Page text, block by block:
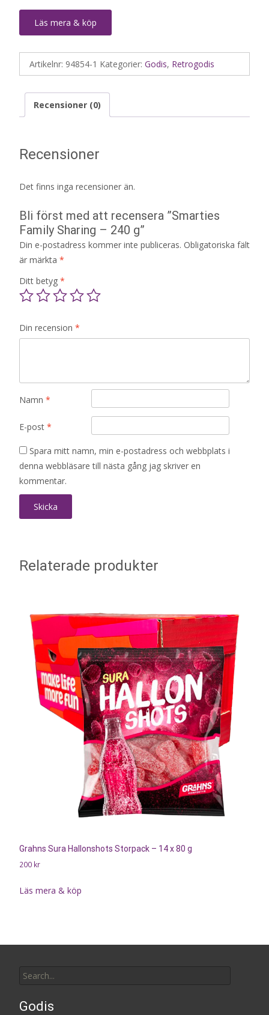
Läs mera & köp
Artikelnr: 94854-1 Kategorier: Godis, Retrogodis
Recensioner (0)
Recensioner
Det finns inga recensioner än.
Bli först med att recensera ”Smarties
Family Sharing – 240 g”
Din e-postadress kommer inte publiceras. Obligatoriska fält
är märkta *
Ditt betyg *
Din recension *
Namn *
E-post *
Spara mitt namn, min e-postadress och webbplats i
denna webbläsare till nästa gång jag skriver en
kommentar.
Relaterade produkter
Grahns Sura Hallonshots Storpack – 14 x 80 g
200 kr
Läs mera & köp
for:
Godis